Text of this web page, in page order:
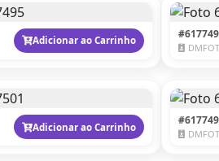
Adicionar ao Carrinho
Adicionar ao Carrinho